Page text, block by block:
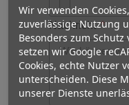
Nachricht
Wir verwenden
zuverlässige Nutzung
Besonders zum Schutz
setzen wir Google
Cookies, echte Nutzer
unterscheiden. Diese
unserer Dienste